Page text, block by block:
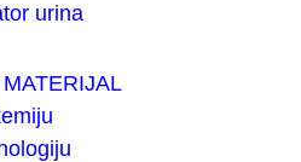
urina